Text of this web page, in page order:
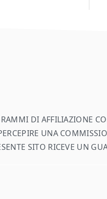
DI AFFILIAZIONE
UNA
SITO RICEVE UN